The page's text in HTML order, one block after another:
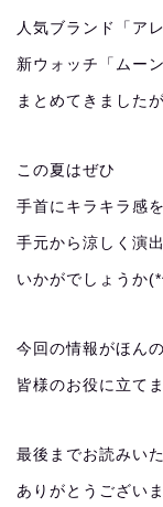
人気ブランド「ア
新ウォッチ「ムー
まとめてきましたが
この夏はぜひ
手首にキラキラ感
手元から涼しく演
いかがでしょうか
今回の情報がほん
皆様のお役に立て
最後までお読みい
ありがとうござい